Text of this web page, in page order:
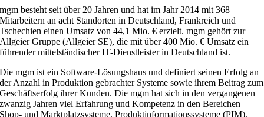
mgm besteht seit über 20 Jahren und hat im Jahr 2014 mit 368
Mitarbeitern an acht Standorten in Deutschland, Frankreich und
Tschechien einen Umsatz von 44,1 Mio. € erzielt. mgm gehört zur
Allgeier Gruppe (Allgeier SE), die mit über 400 Mio. € Umsatz ein
führender mittelständischer IT-Dienstleister in Deutschland ist.
Die mgm ist ein Software-Lösungshaus und definiert seinen Erfolg an
der Anzahl in Produktion gebrachter Systeme sowie ihrem Beitrag zum
Geschäftserfolg ihrer Kunden. Die mgm hat sich in den vergangenen
zwanzig Jahren viel Erfahrung und Kompetenz in den Bereichen
Shop- und Marktplatzsysteme, Produktinformationssysteme (PIM),